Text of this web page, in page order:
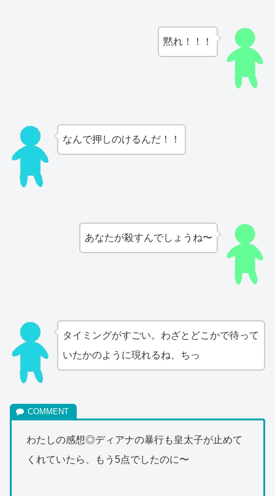
黙れ！！！
なんで押しのけるんだ！！
あなたが殺すんでしょうね〜
タイミングがすごい。わざとどこかで待って
いたかのように現れるね、ちっ
わたしの感想◎ディアナの暴行も皇太子が止めて
くれていたら、もう5点でしたのに〜